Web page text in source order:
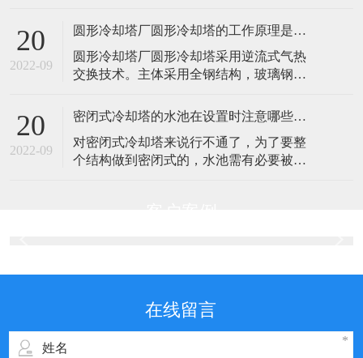
常见的机械
掉喷淋水系统，起到节水效果。推着国家
乏，近几年密闭式冷却塔在钢铁冶金、电
力电子、机械加工、空调系统等行业得到
么经长期洗涤
20
2022-09
圆形冷却塔厂圆形冷却塔的工作原理是什么？
​圆形冷却塔厂圆形冷却塔采用逆流式气热
交换技术。主体采用全钢结构，玻璃钢板
维护管理。填料采用优质的改性PVC斜梯
波片，以扩散淋水面积；通过旋转布水或
管式布水方式，实现布水均匀，增强冷却
效果。其形状为“圆形”，故名为圆形冷却
20
2022-09
密闭式冷却塔的水池在设置时注意哪些事项？
​对密闭式冷却塔来说行不通了，为了要整
个结构做到密闭式的，水池需有必要被合
在线留言